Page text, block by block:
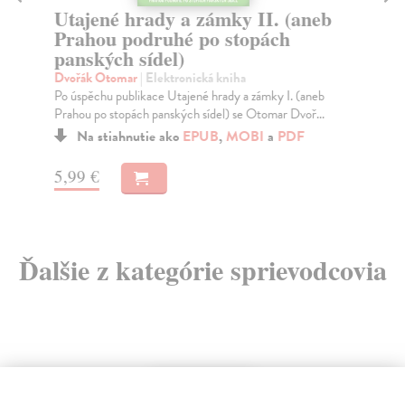
Utajené hrady a zámky II. (aneb
Prahou podruhé po stopách
panských sídel)
Dvořák Otomar| Elektronická kniha
Po úspěchu publikace Utajené hrady a zámky I. (aneb
Prahou po stopách panských sídel) se Otomar Dvoř...
Na stiahnutie ako EPUB,MOBI a PDF
5,99 €
Ďalšie z kategórie sprievodcovia